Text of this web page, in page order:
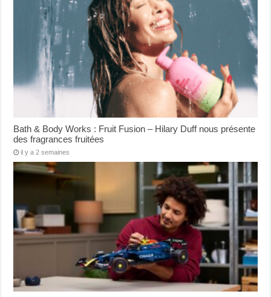
Bath & Body Works : Fruit Fusion – Hilary Duff nous présente
des fragrances fruitées
il y a 2 semaines